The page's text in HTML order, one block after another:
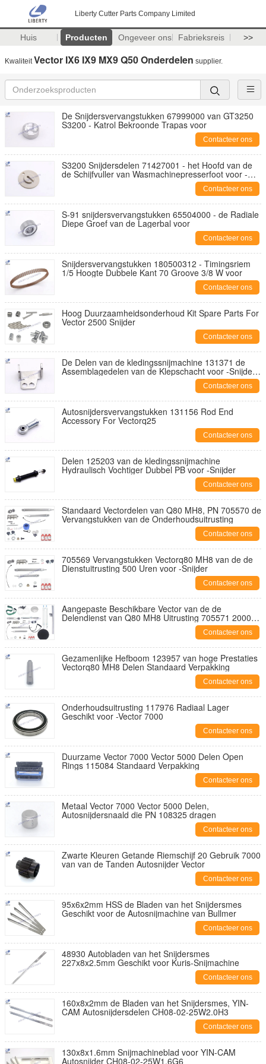
Liberty Cutter Parts Company Limited
Huis Producten Ongeveer ons Fabrieksreis >>
KwaliteitVector IX6 IX9 MX9 Q50 Onderdelen supplier.
De Snijdersvervangstukken 67999000 van GT3250
S3200 - Katrol Bekroonde Trapas voor
Contacteer ons
S3200 Snijdersdelen 71427001 - het Hoofd van de
de Schijfvuller van Wasmachinepresserfoot voor -
Contacteer ons
S-91 snijdersvervangstukken 65504000 - de Radiale
Diepe Groef van de Lagerbal voor
Contacteer ons
Snijdersvervangstukken 180500312 - Timingsriem
1/5 Hoogte Dubbele Kant 70 Groove 3/8 W voor
Contacteer ons
Hoog Duurzaamheidsonderhoud Kit Spare Parts For
Vector 2500 Snijder
Contacteer ons
De Delen van de kledingssnijmachine 131371 de
Assemblagedelen van de Klepschacht voor -Snijder
Contacteer ons
Autosnijdersvervangstukken 131156 Rod End
Accessory For Vectorq25
Contacteer ons
Delen 125203 van de kledingssnijmachine
Hydraulisch Vochtiger Dubbel PB voor -Snijder
Contacteer ons
Standaard Vectordelen van Q80 MH8, PN 705570 de
Vervangstukken van de Onderhoudsuitrusting
Contacteer ons
705569 Vervangstukken Vectorq80 MH8 van de de
Dienstuitrusting 500 Uren voor -Snijder
Contacteer ons
Aangepaste Beschikbare Vector van de de
Delendienst van Q80 MH8 Uitrusting 705571 2000
Contacteer ons
Gezamenlijke Hefboom 123957 van hoge Prestaties
Vectorq80 MH8 Delen Standaard Verpakking
Contacteer ons
Onderhoudsuitrusting 117976 Radiaal Lager
Geschikt voor -Vector 7000
Contacteer ons
Duurzame Vector 7000 Vector 5000 Delen Open
Rings 115084 Standaard Verpakking
Contacteer ons
Metaal Vector 7000 Vector 5000 Delen,
Autosnijdersnaald die PN 108325 dragen
Contacteer ons
Zwarte Kleuren Getande Riemschijf 20 Gebruik 7000
van van de Tanden Autosnijder Vector
Contacteer ons
95x6x2mm HSS de Bladen van het Snijdersmes
Geschikt voor de Autosnijmachine van Bullmer
Contacteer ons
48930 Autobladen van het Snijdersmes
227x8x2.5mm Geschikt voor Kuris-Snijmachine
Contacteer ons
160x8x2mm de Bladen van het Snijdersmes, YIN-
CAM Autosnijdersdelen CH08-02-25W2.0H3
Contacteer ons
130x8x1.6mm Snijmachineblad voor YIN-CAM
Autosnijder CH08-02-25W1.6G6